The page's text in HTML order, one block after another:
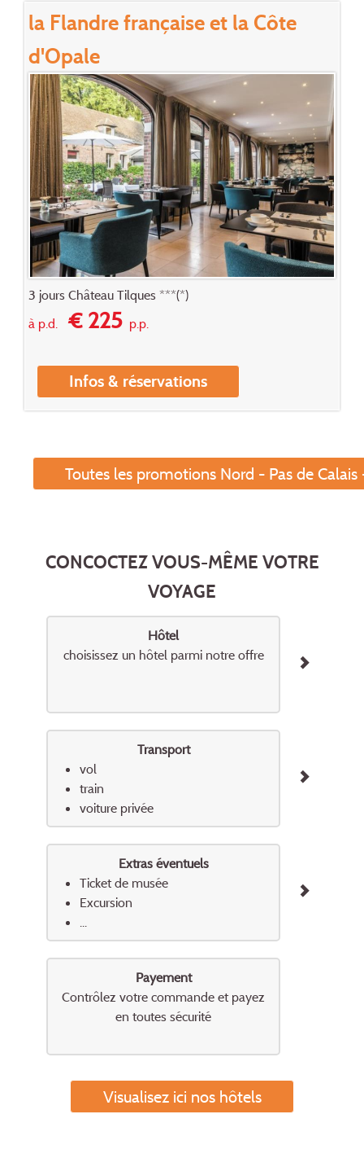
la Flandre française et la Côte
d'Opale
3 jours Château Tilques ***(*)
à p.d.€ 225p.p.
Infos & réservations
Toutes les promotions Nord - Pas de Calais
CONCOCTEZ VOUS-MÊME VOTRE
VOYAGE
Hôtel
choisissez un hôtel parmi notre offre
Transport
vol
train
voiture privée
Extras éventuels
Ticket de musée
Excursion
Payement
Contrôlez votre commande et payez
en toutes sécurité
Visualisez ici nos hôtels